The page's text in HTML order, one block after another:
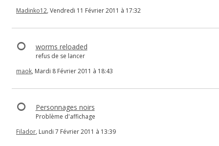
Madinko12, Vendredi 11 Février 2011 à 17:32
worms reloaded
refus de se lancer
maok, Mardi 8 Février 2011 à 18:43
Personnages noirs
Problème d'affichage
Filador, Lundi 7 Février 2011 à 13:39